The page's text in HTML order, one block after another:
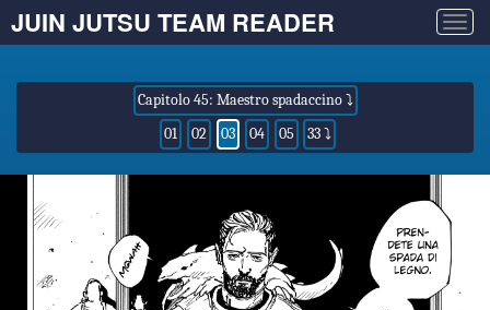
JUIN JUTSU TEAM READER
Capitolo 45: Maestro spadaccino ⤵
01
02 03 04 05 33 ⤵